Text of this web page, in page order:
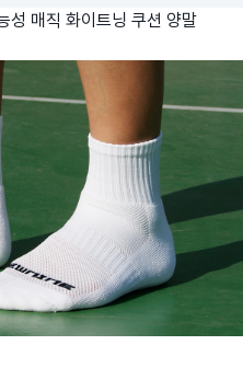
성 매직 화이트닝 쿠션 양말